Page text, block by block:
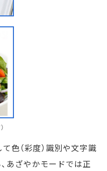
色（彩度）識別や文字識
あざやかモードでは正